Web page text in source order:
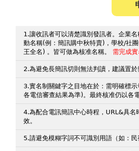
1.讓收訊者可以清楚識別發訊者。企業
動名稱(例：簡訊購中秋特賣)，學校/社
王全名) 。皆可做為核准名稱。 需完成
2.為避免長簡訊切則無法判讀，建議置於
3.實名制關鍵字之目地在於：需明確標
各電信審查結果為準)。最終核准仍以各
4.為配合電訊簡訊中心時程，URL&具
效。
5.請避免模糊字詞不可識別用語（如：